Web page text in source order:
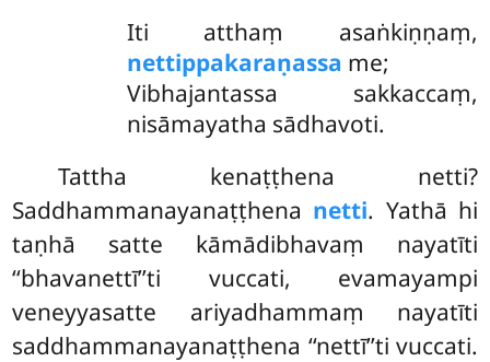
Iti atthaṃ asaṅkiṇṇaṃ,
nettippakaraṇassa me;
Vibhajantassa sakkaccaṃ,
nisāmayatha sādhavoti.
Tattha kenaṭṭhena netti?
Saddhammanayanaṭṭhena netti. Yathā hi
taṇhā satte kāmādibhavaṃ nayatīti
‘‘bhavanettī’’ti vuccati, evamayampi
veneyyasatte ariyadhammaṃ nayatīti
saddhammanayanaṭṭhena ‘‘nettī’’ti vuccati.